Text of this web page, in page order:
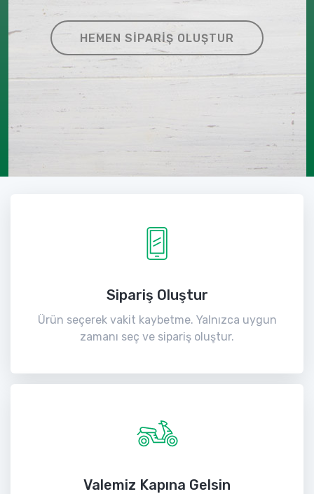
HEMEN SIPARIŞ OLUŞTUR
Sipariş Oluştur
Ürün seçerek vakit kaybetme. Yalnızca uygun
zamanı seç ve sipariş oluştur.
Valemiz Kapına Gelsin